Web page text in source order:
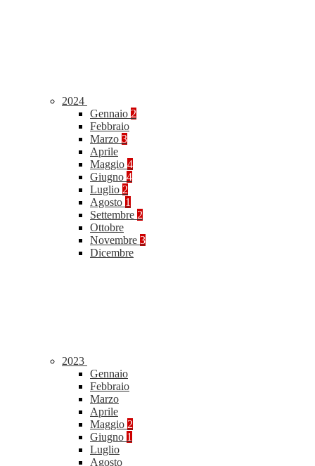
2024
Gennaio 2
Febbraio
Marzo 3
Aprile
Maggio 4
Giugno 4
Luglio 2
Agosto 1
Settembre 2
Ottobre
Novembre 3
Dicembre
2023
Gennaio
Febbraio
Marzo
Aprile
Maggio 2
Giugno 1
Luglio
Agosto